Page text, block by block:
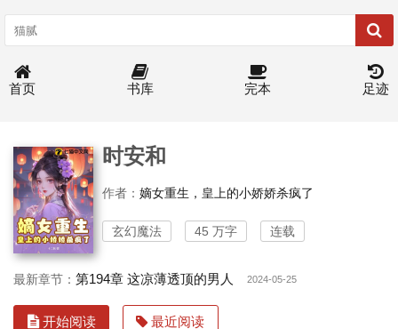
首页 书库 完本 足迹
时安和
作者： 嫡女重生，皇上的小娇娇杀疯了
玄幻魔法 45 万字 连载
最新章节： 第194章 这凉薄透顶的男人 2024-05-25
开始阅读 最近阅读